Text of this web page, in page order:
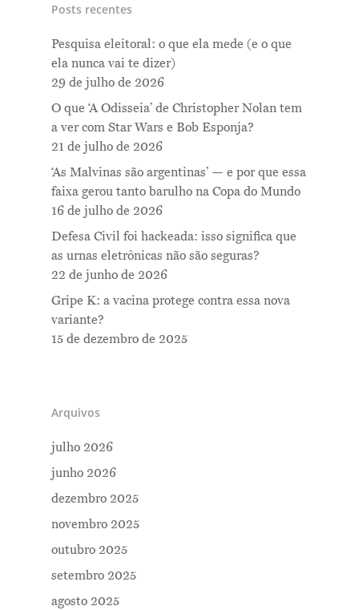
Posts recentes
Pesquisa eleitoral: o que ela mede (e o que
ela nunca vai te dizer)
29 de julho de 2026
O que ‘A Odisseia’ de Christopher Nolan tem
a ver com Star Wars e Bob Esponja?
21 de julho de 2026
‘As Malvinas são argentinas’ — e por que essa
faixa gerou tanto barulho na Copa do Mundo
16 de julho de 2026
Defesa Civil foi hackeada: isso significa que
as urnas eletrônicas não são seguras?
22 de junho de 2026
Gripe K: a vacina protege contra essa nova
variante?
15 de dezembro de 2025
Arquivos
julho 2026
junho 2026
dezembro 2025
novembro 2025
outubro 2025
setembro 2025
agosto 2025